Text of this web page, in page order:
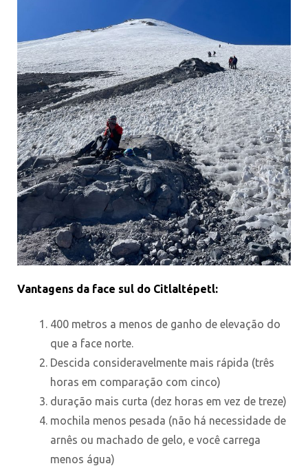
Vantagens da face sul do Citlaltépetl:
400 metros a menos de ganho de elevação do
que a face norte.
Descida consideravelmente mais rápida (três
horas em comparação com cinco)
duração mais curta (dez horas em vez de treze)
mochila menos pesada (não há necessidade de
arnês ou machado de gelo, e você carrega
menos água)